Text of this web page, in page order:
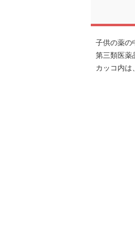
子供の薬の
第三類医薬
カッコ内は